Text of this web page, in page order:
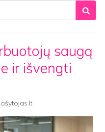
saugą
ir išvengti